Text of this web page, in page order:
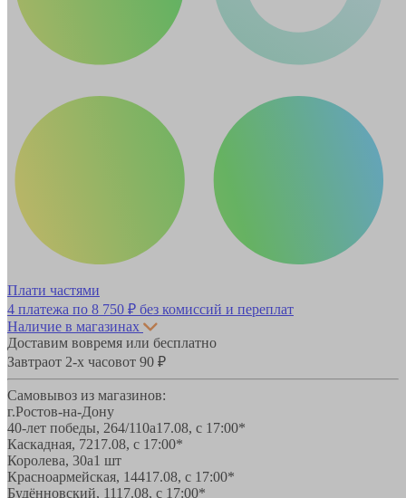
Плати частями
4 платежа по 8 750 ₽ без комиссий и переплат
Наличие в магазинах
Доставим вовремя или бесплатно
Завтраот 2-х часовот 90 ₽
Самовывоз из магазинов:
г.Ростов-на-Дону
40-лет победы, 264/110а17.08, с 17:00*
Каскадная, 7217.08, с 17:00*
Королева, 30а1 шт
Красноармейская, 14417.08, с 17:00*
Будённовский, 1117.08, с 17:00*